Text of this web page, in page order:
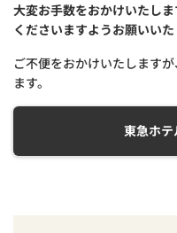
大変お手数をおかけいたし
くださいますようお願いいた
ご不便をおかけいたします
ます。
東急ホテ